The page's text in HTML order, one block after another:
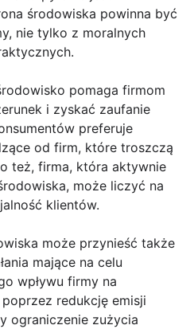
środowiska powinna być
nie tylko z moralnych
pomaga firmom
i zyskać zaufanie
preferuje
od firm, które troszczą
też, firma, która aktywnie
może liczyć na
klientów.
może przynieść także
mające na celu
wpływu firmy na
redukcję emisji
ograniczenie zużycia